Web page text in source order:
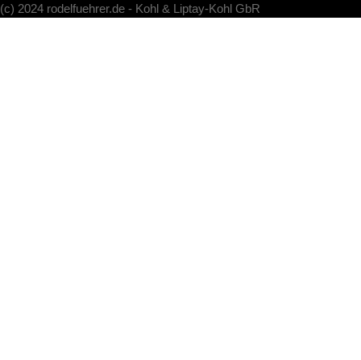
(c) 2024 rodelfuehrer.de - Kohl & Liptay-Kohl GbR